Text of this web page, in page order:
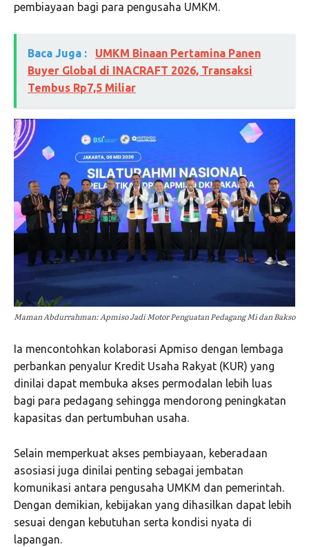
pembiayaan bagi para pengusaha UMKM.
Baca Juga :
UMKM Binaan Pertamina Panen
Buyer Global di INACRAFT 2026, Transaksi
Tembus Rp7,5 Miliar
Maman Abdurrahman: Apmiso Jadi Motor Penguatan Pedagang Mi dan Bakso
Ia mencontohkan kolaborasi Apmiso dengan lembaga
perbankan penyalur Kredit Usaha Rakyat (KUR) yang
dinilai dapat membuka akses permodalan lebih luas
bagi para pedagang sehingga mendorong peningkatan
kapasitas dan pertumbuhan usaha.
Selain memperkuat akses pembiayaan, keberadaan
asosiasi juga dinilai penting sebagai jembatan
komunikasi antara pengusaha UMKM dan pemerintah.
Dengan demikian, kebijakan yang dihasilkan dapat lebih
sesuai dengan kebutuhan serta kondisi nyata di
lapangan.